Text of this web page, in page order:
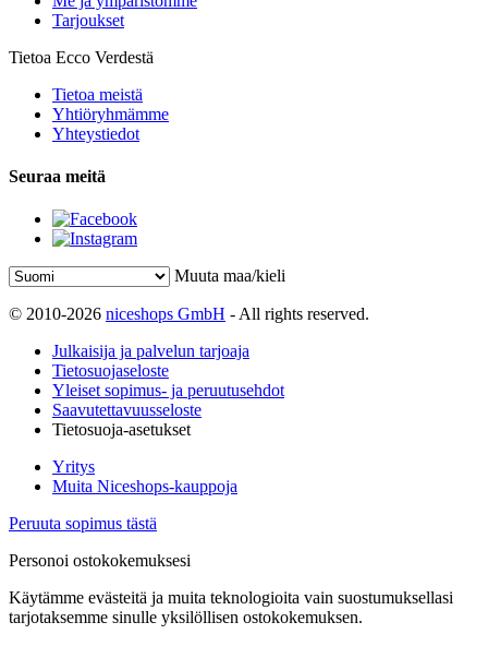
Tarjoukset
Tietoa Ecco Verdestä
Tietoa meistä
Yhtiöryhmämme
Yhteystiedot
Seuraa meitä
Muuta maa/kieli
© 2010-2026 niceshops GmbH - All rights reserved.
Julkaisija ja palvelun tarjoaja
Tietosuojaseloste
Yleiset sopimus- ja peruutusehdot
Saavutettavuusseloste
Tietosuoja-asetukset
Yritys
Muita Niceshops-kauppoja
Peruuta sopimus tästä
Personoi ostokokemuksesi
Käytämme evästeitä ja muita teknologioita vain suostumuksellasi
tarjotaksemme sinulle yksilöllisen ostokokemuksen.